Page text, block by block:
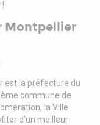
bien pensé
détente avec
douche est
en
Un espace bien
Montpellier
est la préfecture du
commune de
la Ville
d’un meilleur